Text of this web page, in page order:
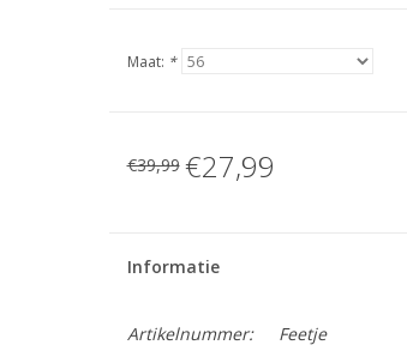
Maat: *
€39,99 €27,99
Informatie
Artikelnummer:
Feetje